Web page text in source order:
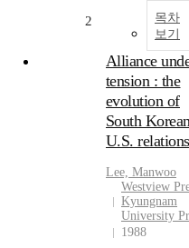
목차
보기
2
Alliance
tension : the
evolution of
South
U.S. relations
Lee, Manwoo
Westview
Kyungnam
University
1988